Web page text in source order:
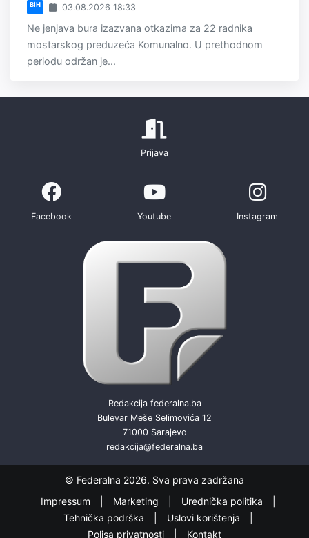
BiH 03.08.2026 18:33
Ne jenjava bura izazvana otkazima za 22 radnika
mostarskog preduzeća Komunalno. U prethodnom
periodu održan je...
Prijava
Facebook Youtube Instagram
Redakcija federalna.ba
Bulevar Meše Selimovića 12
71000 Sarajevo
redakcija@federalna.ba
© Federalna 2026. Sva prava zadržana
Impressum
Marketing
Urednička politika
Tehnička podrška
Uslovi korištenja
Polisa privatnosti
Kontakt